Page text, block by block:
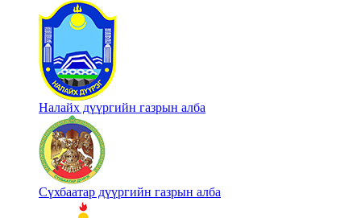
Налайх дүүргийн газрын алба
Сүхбаатар дүүргийн газрын алба